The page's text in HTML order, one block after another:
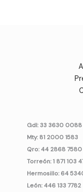
Gdl: 33 3630 0088
Mty: 81 2000 1583
Qro: 44 2868 7580
Torreón: 1 871 103
Hermosillo: 64
León: 446 133 7782